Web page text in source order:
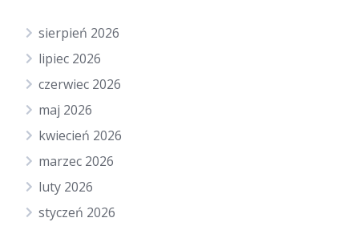
sierpień 2026
lipiec 2026
czerwiec 2026
maj 2026
kwiecień 2026
marzec 2026
luty 2026
styczeń 2026